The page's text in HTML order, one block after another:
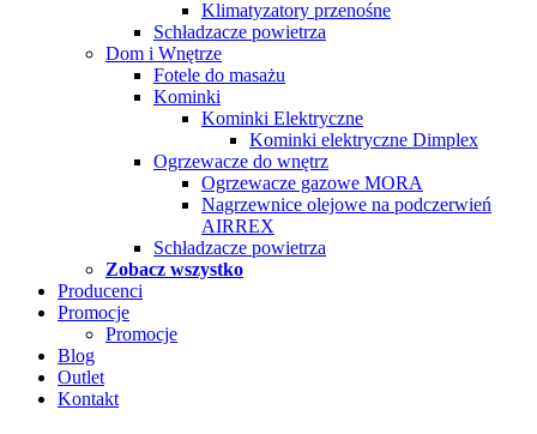
Klimatyzatory przenośne
Schładzacze powietrza
Dom i Wnętrze
Fotele do masażu
Kominki
Kominki Elektryczne
Kominki elektryczne Dimplex
Ogrzewacze do wnętrz
Ogrzewacze gazowe MORA
Nagrzewnice olejowe na podczerwień
AIRREX
Schładzacze powietrza
Zobacz wszystko
Producenci
Promocje
Promocje
Blog
Outlet
Kontakt